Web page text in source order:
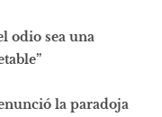
odio sea una
la paradoja